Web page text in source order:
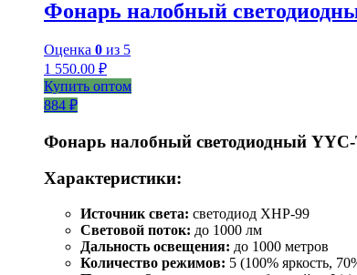
Фонарь налобный
Оценка 0 из 5
1 550.00 ₽
Купить оптом
884 ₽
Фонарь налобный светодиодный YYC-
Характеристики:
Источник света: светодиод XHP-99
Световой поток: до 1000 лм
Дальность освещения: до 1000 метров
Количество режимов: 5 (100% яркость,